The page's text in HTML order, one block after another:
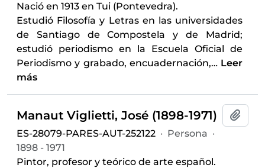
Nació en 1913 en Tui (Pontevedra).
Estudió Filosofía y Letras en las universidades
de Santiago de Compostela y de Madrid;
estudió periodismo en la Escuela Oficial de
Periodismo y grabado, encuadernación,… Leer
más
Manaut Viglietti, José (1898-1971)
ES-28079-PARES-AUT-252122 · Persona ·
1898 - 1971
Pintor, profesor y teórico de arte español.